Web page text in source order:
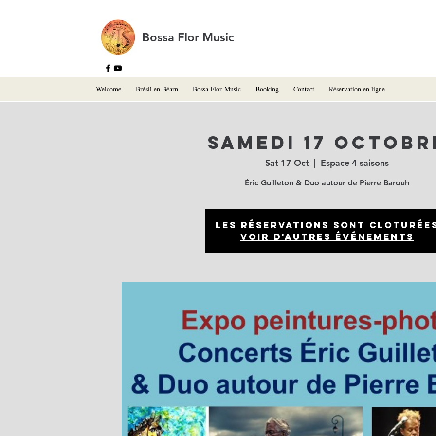
Bossa Flor Music
Welcome Brésil en Béarn Bossa Flor Music Booking Contact Réservation en ligne
Samedi 17
Sat 17 Oct
  |
Espace 4 saisons
Éric Guilleton & Duo autour de Pierre Barouh
Les réservations sont
Voir d'autres événements